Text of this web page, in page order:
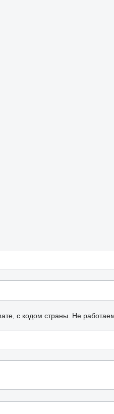
с кодом страны. Не